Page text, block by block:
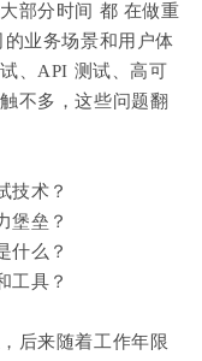
部分时间 都 在做重
业务场景和用户体
、API 测试、高可
不多，这些问题翻
技术？
堡垒？
什么？
工具？
后来随着工作年限